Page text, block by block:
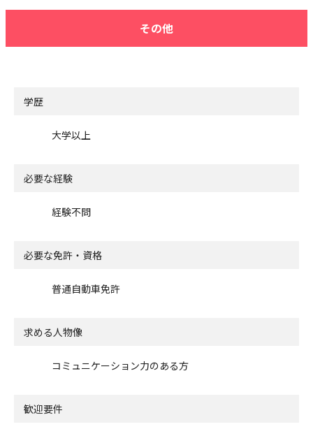
その他
学歴
大学以上
必要な経験
経験不問
必要な免許・資格
普通自動車免許
求める人物像
コミュニケーション力のある方
歓迎要件